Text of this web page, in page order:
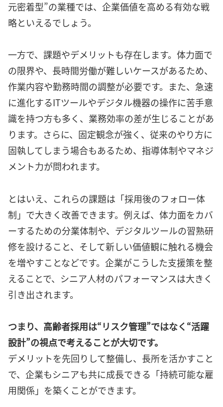
元密着型”の業種では、企業価値を高める有効な戦
略といえるでしょう。
一方で、課題やデメリットも存在します。体力面で
の限界や、長時間労働が難しいケースがあるため、
作業内容や勤務時間の調整が必要です。また、急速
に進化するITツールやデジタル機器の操作に苦手意
識を持つ方も多く、業務効率の差が生じることがあ
ります。さらに、固定観念が強く、従来のやり方に
固執してしまう場合もあるため、指導体制やマネジ
メント力が問われます。
とはいえ、これらの課題は「採用後のフォロー体
制」で大きく改善できます。例えば、体力面をカバ
ーするための分業体制や、デジタルツールの習熟研
修を設けること、そして新しい価値観に触れる機会
を増やすことなどです。企業がこうした支援策を整
えることで、シニア人材のパフォーマンスは大きく
引き出されます。
つまり、高齢者採用は“リスク管理”ではなく“活躍
設計”の視点で考えることが大切です。
デメリットを先回りして整備し、長所を活かすこと
で、企業もシニアも共に成長できる「持続可能な雇
用関係」を築くことができます。